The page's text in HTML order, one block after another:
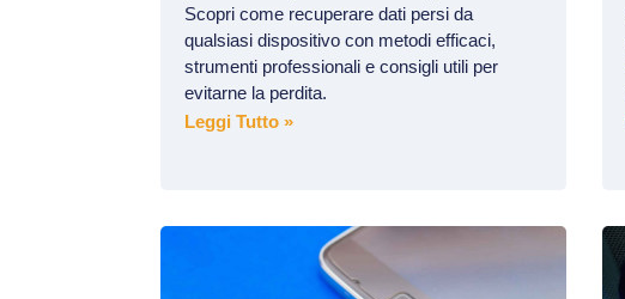
Scopri come recuperare dati persi da
qualsiasi dispositivo con metodi efficaci,
strumenti professionali e consigli utili per
evitarne la perdita.
Leggi Tutto »